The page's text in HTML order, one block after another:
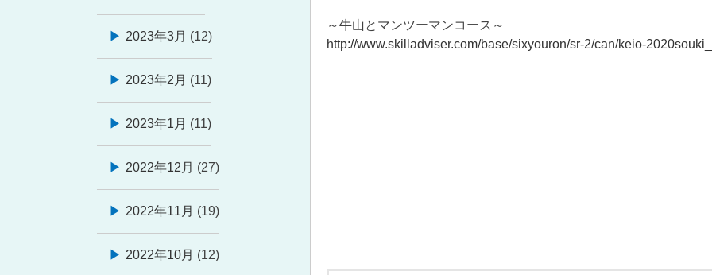
～牛山とマンツーマンコース～
http://www.skilladviser.com/base/sixyouron/sr-2/can/keio-
2023年3月 (12)
2023年2月 (11)
2023年1月 (11)
2022年12月 (27)
2022年11月 (19)
2022年10月 (12)